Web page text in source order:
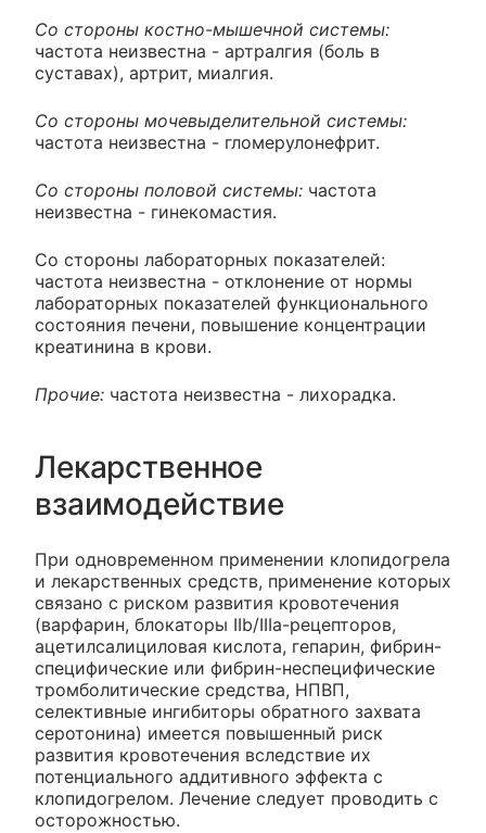
Со стороны костно-мышечной системы:
частота неизвестна - артралгия (боль в
суставах), артрит, миалгия.
Со стороны мочевыделительной системы:
частота неизвестна - гломерулонефрит.
Со стороны половой системы: частота
неизвестна - гинекомастия.
Со стороны лабораторных показателей:
частота неизвестна - отклонение от нормы
лабораторных показателей функционального
состояния печени, повышение концентрации
креатинина в крови.
Прочие: частота неизвестна - лихорадка.
Лекарственное
взаимодействие
При одновременном применении клопидогрела
и лекарственных средств, применение которых
связано с риском развития кровотечения
(варфарин, блокаторы IIb/IIIa-рецепторов,
ацетилсалициловая кислота, гепарин, фибрин-
специфические или фибрин-неспецифические
тромболитические средства, НПВП,
селективные ингибиторы обратного захвата
серотонина) имеется повышенный риск
развития кровотечения вследствие их
потенциального аддитивного эффекта с
клопидогрелом. Лечение следует проводить с
осторожностью.